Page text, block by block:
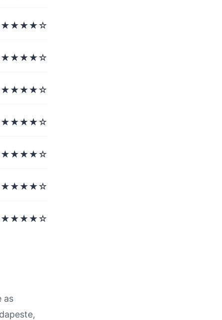
★★★★☆
★★★★☆
★★★★☆
★★★★☆
★★★★☆
★★★★☆
★★★★☆
as